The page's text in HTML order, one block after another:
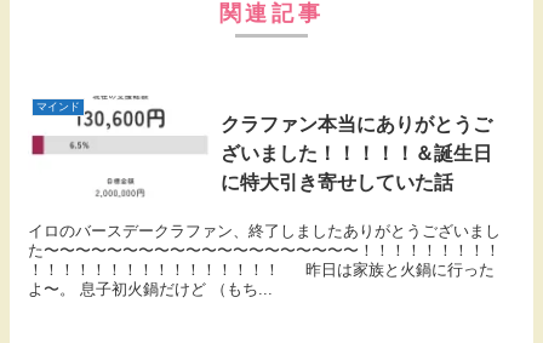
関連記事
マインド
クラファン本当にありがとうご
ざいました！！！！！＆誕生日
に特大引き寄せしていた話
イロのバースデークラファン、終了しましたありがとうございまし
た〜〜〜〜〜〜〜〜〜〜〜〜〜〜〜〜〜〜〜〜！！！！！！！！！
！！！！！！！！！！！！！！！！ 昨日は家族と火鍋に行った
よ〜。 息子初火鍋だけど （もち...